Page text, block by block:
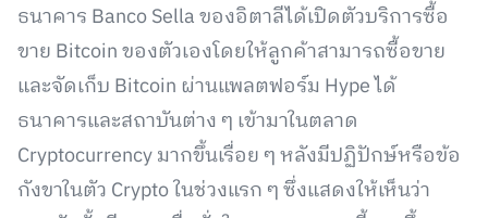
ธนาคาร Banco Sella ของอิตาลีได้เปิดตัวบริการซื้อ
ขาย Bitcoin ของตัวเองโดยให้ลูกค้าสามารถซื้อขาย
และจัดเก็บ Bitcoin ผ่านแพลตฟอร์ม Hype ได้
ธนาคารและสถาบันต่าง ๆ เข้ามาในตลาด
Cryptocurrency มากขึ้นเรื่อย ๆ หลังมีปฏิปักษ์หรือข้อ
กังขาในตัว Crypto ในช่วงแรก ๆ ซึ่งแสดงให้เห็นว่า